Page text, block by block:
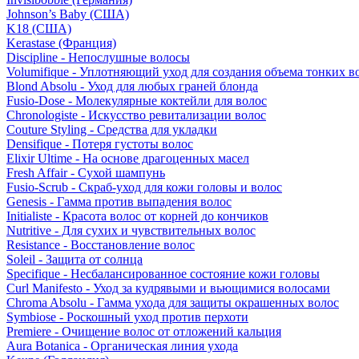
Johnson’s Baby (США)
K18 (США)
Kerastase (Франция)
Discipline - Непослушные волосы
Volumifique - Уплотняющий уход для создания объема тонких
Blond Absolu - Уход для любых граней блонда
Fusio-Dose - Молекулярные коктейли для волос
Chronologiste - Искусство ревитализации волос
Couture Styling - Средства для укладки
Densifique - Потеря густоты волос
Elixir Ultime - На основе драгоценных масел
Fresh Affair - Сухой шампунь
Fusio-Scrub - Скраб-уход для кожи головы и волос
Genesis - Гамма против выпадения волос
Initialiste - Красота волос от корней до кончиков
Nutritive - Для сухих и чувствительных волос
Resistance - Восстановление волос
Soleil - Защита от солнца
Specifique - Несбалансированное состояние кожи головы
Curl Manifesto - Уход за кудрявыми и вьющимися волосами
Chroma Absolu - Гамма ухода для защиты окрашенных волос
Symbiose - Роскошный уход против перхоти
Premiere - Очищение волос от отложений кальция
Aura Botanica - Органическая линия ухода